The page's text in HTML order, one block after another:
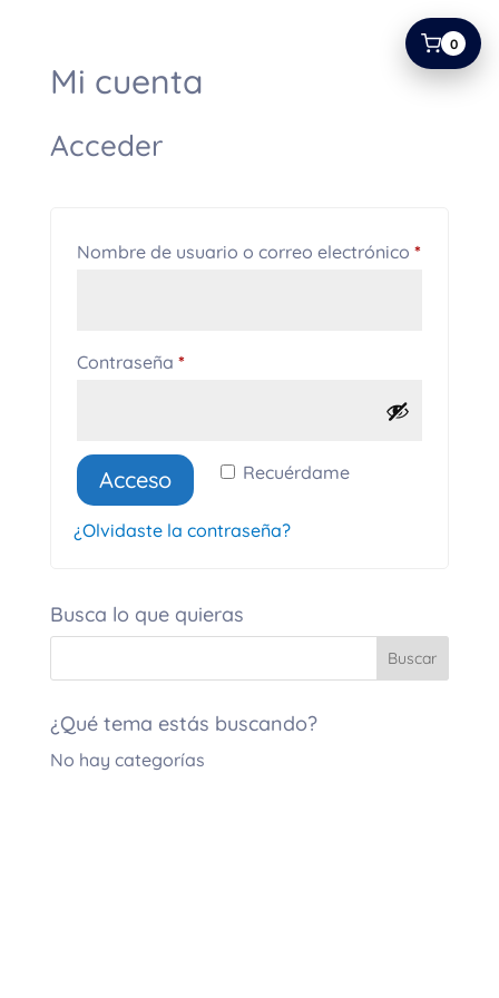
Mi cuenta
Acceder
Nombre de usuario o correo electrónico *
Contraseña *Obligatorio
Recuérdame
Acceso
¿Olvidaste la contraseña?
Busca lo que quieras
¿Qué tema estás buscando?
No hay categorías
0